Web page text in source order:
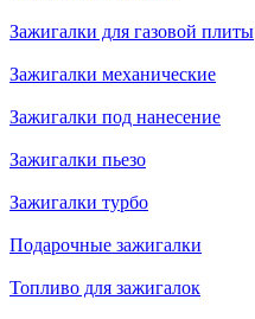
Зажигалки для газовой плиты
Зажигалки механические
Зажигалки под нанесение
Зажигалки пьезо
Зажигалки турбо
Подарочные зажигалки
Топливо для зажигалок